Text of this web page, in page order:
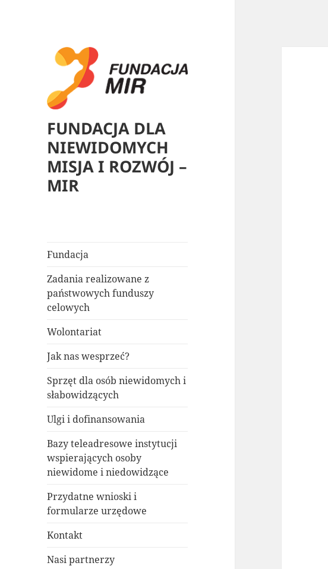
FUNDACJA DLA
NIEWIDOMYCH
MISJA I ROZWÓJ –
MIR
Fundacja
Zadania realizowane z
państwowych funduszy
celowych
Wolontariat
Jak nas wesprzeć?
Sprzęt dla osób niewidomych i
słabowidzących
Ulgi i dofinansowania
Bazy teleadresowe instytucji
wspierających osoby
niewidome i niedowidzące
Przydatne wnioski i
formularze urzędowe
Kontakt
Nasi partnerzy